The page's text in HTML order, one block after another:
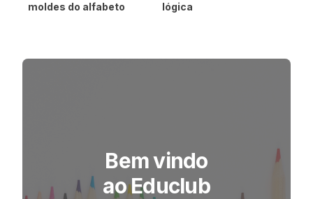
moldes do alfabeto
lógica
Bem vindo
ao Educlub